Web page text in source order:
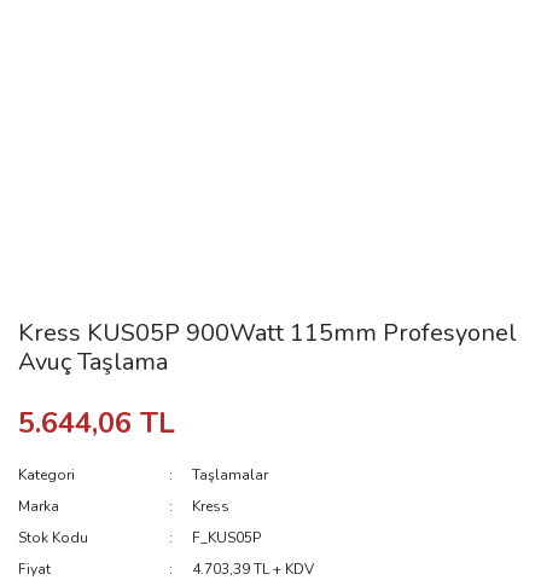
Kress KUS05P 900Watt 115mm Profesyonel
Avuç Taşlama
5.644,06 TL
Kategori
Taşlamalar
Marka
Kress
Stok Kodu
F_KUS05P
Fiyat
4.703,39 TL + KDV